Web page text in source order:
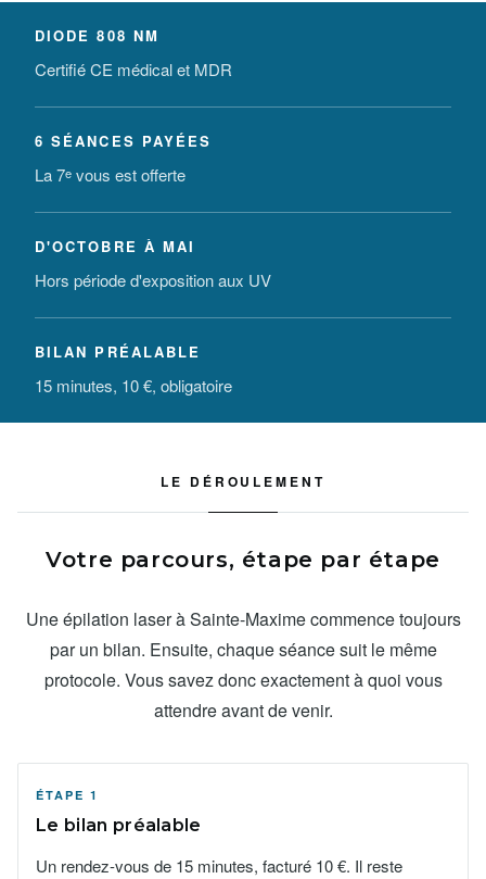
DIODE 808 NM
Certifié CE médical et MDR
6 SÉANCES PAYÉES
La 7e vous est offerte
D'OCTOBRE À MAI
Hors période d'exposition aux UV
BILAN PRÉALABLE
15 minutes, 10 €, obligatoire
LE DÉROULEMENT
Votre parcours, étape par étape
Une épilation laser à Sainte-Maxime commence toujours
par un bilan. Ensuite, chaque séance suit le même
protocole. Vous savez donc exactement à quoi vous
attendre avant de venir.
ÉTAPE 1
Le bilan préalable
Un rendez-vous de 15 minutes, facturé 10 €. Il reste